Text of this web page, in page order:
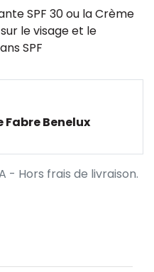
SPF 30 ou la Crème
le visage et le
SPF
Fabre Benelux
- Hors frais de livraison.